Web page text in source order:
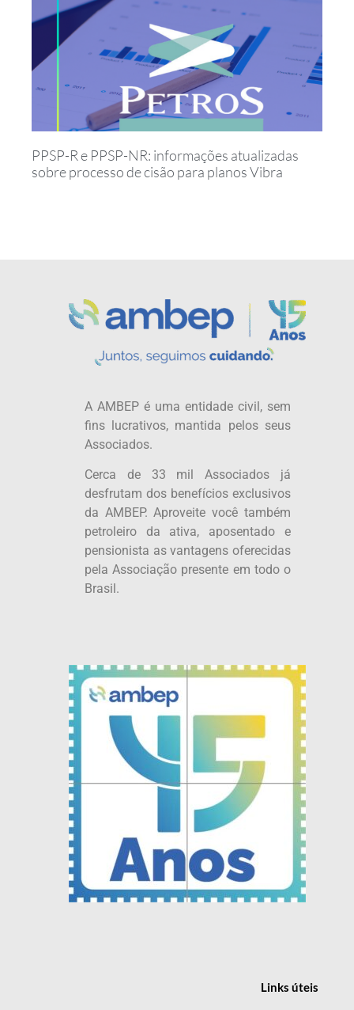
PPSP-R e PPSP-NR: informações atualizadas
sobre processo de cisão para planos Vibra
A AMBEP é uma entidade civil, sem
fins lucrativos, mantida pelos seus
Associados.
Cerca de 33 mil Associados já
desfrutam dos benefícios exclusivos
da AMBEP. Aproveite você também
petroleiro da ativa, aposentado e
pensionista as vantagens oferecidas
pela Associação presente em todo o
Brasil.
Linksúteis